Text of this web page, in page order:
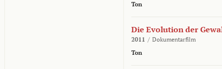
Ton
Die Evolution der
2011 / Dokumentarfilm
Ton